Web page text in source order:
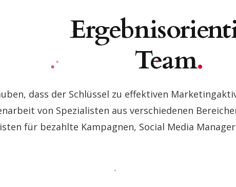
Team.
dass der Schlüssel zu effektiven
von Spezialisten aus verschiedenen
für bezahlte Kampagnen, Social Media